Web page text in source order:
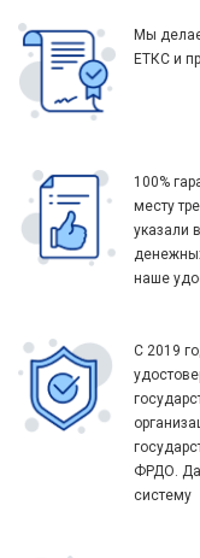
Мы
ЕТКС и
100%
месту
указали
наше
С 2019
ФРДО.
систему